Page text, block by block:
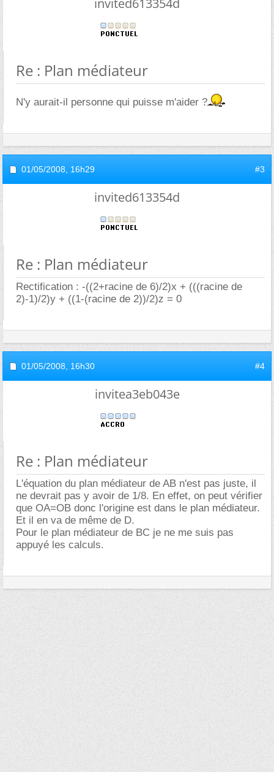
invited613354d
Re : Plan médiateur
N'y aurait-il personne qui puisse m'aider ?
01/05/2008, 16h29 #3
invited613354d
Re : Plan médiateur
Rectification : -((2+racine de 6)/2)x + (((racine de
2)-1)/2)y + ((1-(racine de 2))/2)z = 0
01/05/2008, 16h30 #4
invitea3eb043e
Re : Plan médiateur
L'équation du plan médiateur de AB n'est pas juste, il
ne devrait pas y avoir de 1/8. En effet, on peut vérifier
que OA=OB donc l'origine est dans le plan médiateur.
Et il en va de même de D.
Pour le plan médiateur de BC je ne me suis pas
appuyé les calculs.